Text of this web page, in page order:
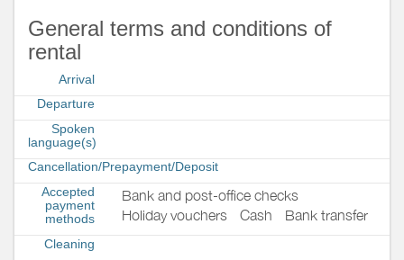
General terms and conditions of
rental
Arrival
Departure
Spoken
language(s)
Cancellation/Prepayment/Deposit
Accepted
payment
methods
Bank and post-office checks
Holiday vouchers
Cash Bank transfer
Cleaning